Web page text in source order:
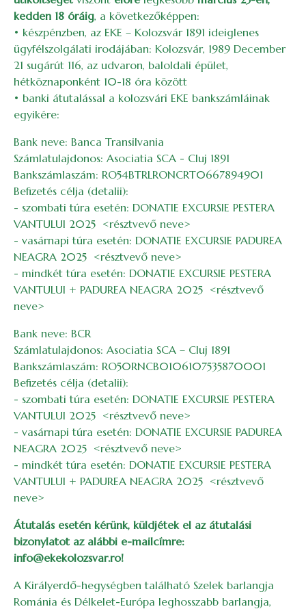
kedden 18 óráig, a következőképpen:
• készpénzben, az EKE – Kolozsvár 1891 ideiglenes
ügyfélszolgálati irodájában: Kolozsvár, 1989 December
21 sugárút 116, az udvaron, baloldali épület,
hétköznaponként 10-18 óra között
• banki átutalással a kolozsvári EKE bankszámláinak
egyikére:
Bank neve: Banca Transilvania
Számlatulajdonos: Asociatia SCA - Cluj 1891
Bankszámlaszám: RO54BTRLRONCRT0667894901
Befizetés célja (detalii):
- szombati túra esetén: DONATIE EXCURSIE PESTERA
VANTULUI 2025 <résztvevő neve>
- vasárnapi túra esetén: DONATIE EXCURSIE PADUREA
NEAGRA 2025 <résztvevő neve>
- mindkét túra esetén: DONATIE EXCURSIE PESTERA
VANTULUI + PADUREA NEAGRA 2025 <résztvevő
neve>
Bank neve: BCR
Számlatulajdonos: Asociatia SCA – Cluj 1891
Bankszámlaszám: RO50RNCB0106107535870001
Befizetés célja (detalii):
- szombati túra esetén: DONATIE EXCURSIE PESTERA
VANTULUI 2025 <résztvevő neve>
- vasárnapi túra esetén: DONATIE EXCURSIE PADUREA
NEAGRA 2025 <résztvevő neve>
- mindkét túra esetén: DONATIE EXCURSIE PESTERA
VANTULUI + PADUREA NEAGRA 2025 <résztvevő
neve>
Átutalás esetén kérünk, küldjétek el az átutalási
bizonylatot az alábbi e-mailcímre:
info@ekekolozsvar.ro!
A Királyerdő-hegységben található Szelek barlangja
Románia és Délkelet-Európa leghosszabb barlangja,